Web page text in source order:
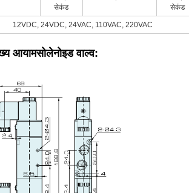
सेकंड
सेकंड
12VDC, 24VDC, 24VAC, 110VAC, 220VAC
आयामसोलेनोइड वाल्व: